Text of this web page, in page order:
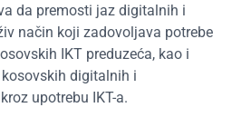
da premosti jaz digitalnih i
način koji zadovoljava potrebe
IKT preduzeća, kao i
digitalnih i
upotrebu IKT-a.